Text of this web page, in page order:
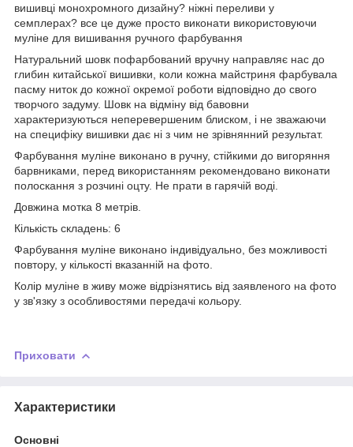
вишивці монохромного дизайну? ніжні переливи у
семплерах? все це дуже просто виконати використовуючи
муліне для вишивання ручного фарбування
Натуральний шовк пофарбований вручну направляє нас до
глибин китайської вишивки, коли кожна майстриня фарбувала
пасму ниток до кожної окремої роботи відповідно до свого
творчого задуму. Шовк на відміну від бавовни
характеризуються неперевершеним блиском, і не зважаючи
на специфіку вишивки дає ні з чим не зрівнянний результат.
Фарбування муліне виконано в ручну, стійкими до вигоряння
барвниками, перед використанням рекомендовано виконати
полоскання з розчині оцту. Не прати в гарячій воді.
Довжина мотка 8 метрів.
Кількість складень: 6
Фарбування муліне виконано індивідуально, без можливості
повтору, у кількості вказанній на фото.
Колір муліне в живу може відрізнятись від заявленого на фото
у зв'язку з особливостями передачі кольору.
Приховати
Характеристики
Основні